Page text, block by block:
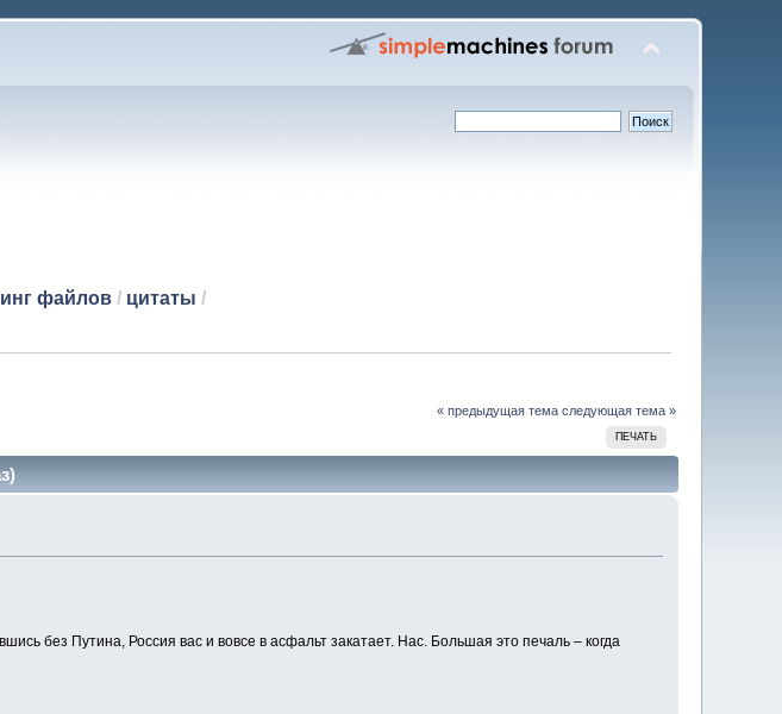
файлов/ цитаты /
« предыдущая тема следующая тема »
ПЕЧАТЬ
без Путина, Россия вас и вовсе в асфальт закатает. Нас. Большая это печаль – когда